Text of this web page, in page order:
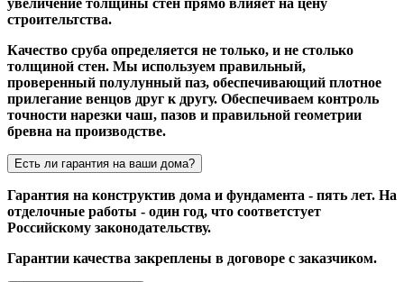
строительтства.
Качество сруба определяется не только, и не столько
толщиной стен. Мы используем правильный,
проверенный полулунный паз, обеспечивающий плотное
прилегание венцов друг к другу. Обеспечиваем контроль
точности нарезки чаш, пазов и правильной геометрии
бревна на производстве.
Есть ли гарантия на ваши дома?
Гарантия на конструктив дома и фундамента - пять лет. На
отделочные работы - один год, что соответстует
Российскому законодательству.
Гарантии качества закреплены в договоре с заказчиком.